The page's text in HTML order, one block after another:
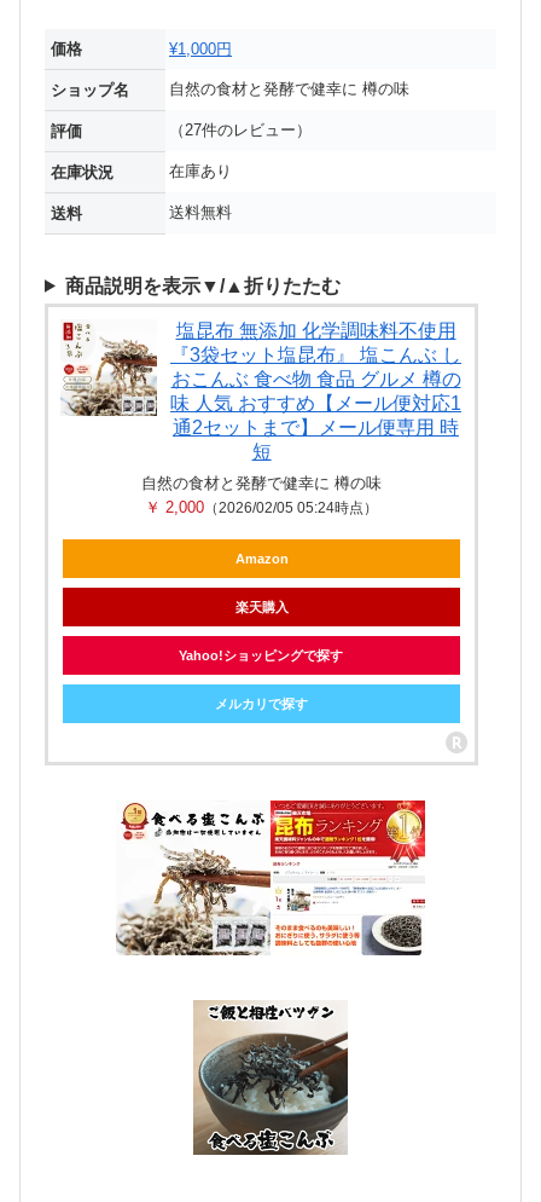
価格 ¥1,000円
ショップ名 自然の食材と発酵で健幸に 樽の味
評価 （27件のレビュー）
在庫状況 在庫あり
送料 送料無料
商品説明を表示▼/▲折りたたむ
塩昆布 無添加 化学調味料不使用
『3袋セット塩昆布』 塩こんぶ し
おこんぶ 食べ物 食品 グルメ 樽の
味 人気 おすすめ【メール便対応1
通2セットまで】メール便専用 時
短
自然の食材と発酵で健幸に 樽の味
￥ 2,000 （2026/02/05 05:24時点）
Amazon
楽天購入
Yahoo!ショッピングで探す
メルカリで探す